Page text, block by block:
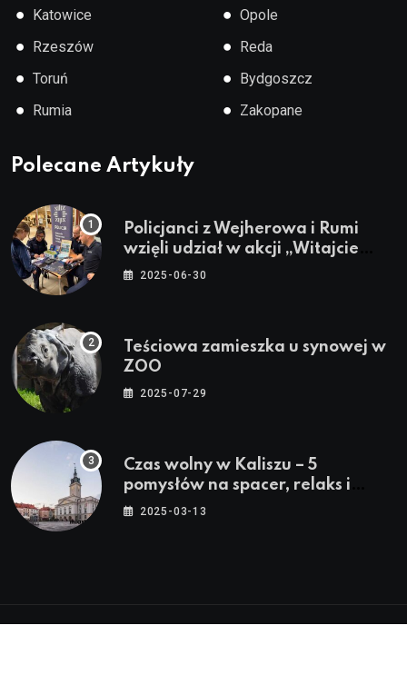
● Katowice
● Rzeszów
● Toruń
● Rumia
● Opole
● Reda
● Bydgoszcz
● Zakopane
Polecane Artykuły
Policjanci z Wejherowa i Rumi
wzięli udział w akcji „Witajcie
Wakacje”
2025-06-30
Teściowa zamieszka u synowej w
ZOO
2025-07-29
Czas wolny w Kaliszu – 5
pomysłów na spacer, relaks i
rodzinne atrakcje
2025-03-13